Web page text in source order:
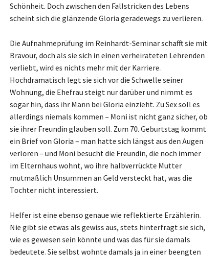
Schönheit. Doch zwischen den Fallstricken des Lebens
scheint sich die glänzende Gloria geradewegs zu verlieren.
Die Aufnahmeprüfung im Reinhardt-Seminar schafft sie mit
Bravour, doch als sie sich in einen verheirateten Lehrenden
verliebt, wird es nichts mehr mit der Karriere.
Hochdramatisch legt sie sich vor die Schwelle seiner
Wohnung, die Ehefrau steigt nur darüber und nimmt es
sogar hin, dass ihr Mann bei Gloria einzieht. Zu Sex soll es
allerdings niemals kommen – Moni ist nicht ganz sicher, ob
sie ihrer Freundin glauben soll. Zum 70. Geburtstag kommt
ein Brief von Gloria – man hatte sich längst aus den Augen
verloren – und Moni besucht die Freundin, die noch immer
im Elternhaus wohnt, wo ihre halbverrückte Mutter
mutmaßlich Unsummen an Geld versteckt hat, was die
Tochter nicht interessiert.
Helfer ist eine ebenso genaue wie reflektierte Erzählerin.
Nie gibt sie etwas als gewiss aus, stets hinterfragt sie sich,
wie es gewesen sein könnte und was das für sie damals
bedeutete. Sie selbst wohnte damals ja in einer beengten